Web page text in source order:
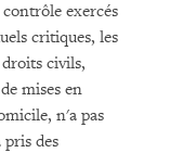
exercés
critiques, les
droits civils,
mises en
n'a pas
des